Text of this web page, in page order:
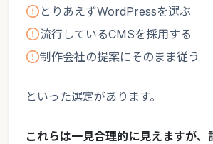
とりあえずWordPressを選ぶ
流行しているCMSを採用する
制作会社の提案にそのまま従う
といった選定があります。
これらは一見合理的に見えますが、